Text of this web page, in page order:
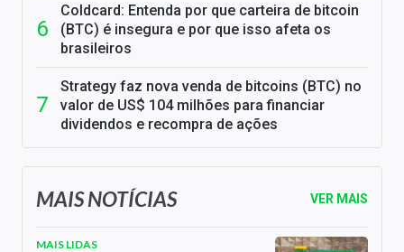
Coldcard: Entenda por que carteira de bitcoin
(BTC) é insegura e por que isso afeta os
brasileiros
Strategy faz nova venda de bitcoins (BTC) no
valor de US$ 104 milhões para financiar
dividendos e recompra de ações
MAIS NOTÍCIAS VER MAIS
MAIS LIDAS